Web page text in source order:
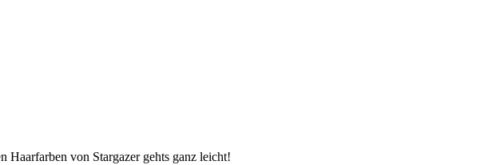
Haarfarben von Stargazer gehts ganz leicht!